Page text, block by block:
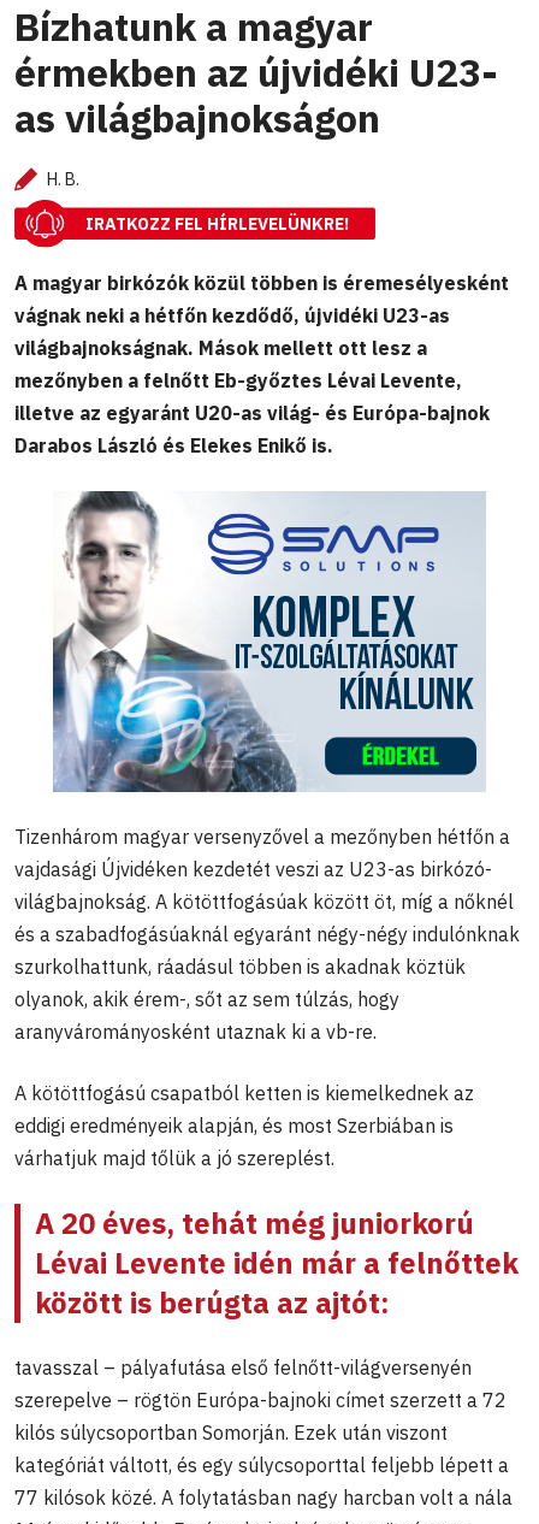
Bízhatunk a magyar
érmekben az újvidéki U23-
as világbajnokságon
H. B.
IRATKOZZ FEL HÍRLEVELÜNKRE!
A magyar birkózók közül többen is éremesélyesként
vágnak neki a hétfőn kezdődő, újvidéki U23-as
világbajnokságnak. Mások mellett ott lesz a
mezőnyben a felnőtt Eb-győztes Lévai Levente,
illetve az egyaránt U20-as világ- és Európa-bajnok
Darabos László és Elekes Enikő is.
Tizenhárom magyar versenyzővel a mezőnyben hétfőn a
vajdasági Újvidéken kezdetét veszi az U23-as birkózó-
világbajnokság. A kötöttfogásúak között öt, míg a nőknél
és a szabadfogásúaknál egyaránt négy-négy indulónknak
szurkolhattunk, ráadásul többen is akadnak köztük
olyanok, akik érem-, sőt az sem túlzás, hogy
aranyvárományosként utaznak ki a vb-re.
A kötöttfogású csapatból ketten is kiemelkednek az
eddigi eredményeik alapján, és most Szerbiában is
várhatjuk majd tőlük a jó szereplést.
A 20 éves, tehát még juniorkorú
Lévai Levente idén már a felnőttek
között is berúgta az ajtót:
tavasszal – pályafutása első felnőtt-világversenyén
szerepelve – rögtön Európa-bajnoki címet szerzett a 72
kilós súlycsoportban Somorján. Ezek után viszont
kategóriát váltott, és egy súlycsoporttal feljebb lépett a
77 kilósok közé. A folytatásban nagy harcban volt a nála